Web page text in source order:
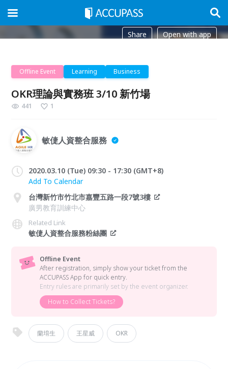
Share Open with app
Offline Event Learning Business
OKR理論與實務班 3/10 新竹場
441 1
敏倢人資整合服務
2020.03.10 (Tue) 09:30 - 17:30 (GMT+8)
Add To Calendar
台灣新竹市竹北市嘉豐五路一段7號3樓
廣男教育訓練中心
Related Link
敏倢人資整合服務粉絲團
Offline Event
After registration, simply show your ticket from the
ACCUPASS App for quick entry.
Entry rules are primarily set by the event organizer.
How to Collect Tickets?
蘭堉生 王星威 OKR